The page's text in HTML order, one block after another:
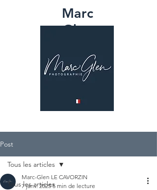
Marc
Glen
Post
Tous les articles
Tous les articles
Marc-Glen LE CAVORZIN
7 janv. 2025 5 min de lecture